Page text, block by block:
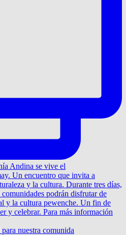
nuestra comunida